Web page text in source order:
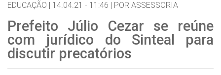
EDUCAÇÃO | 14.04.21 - 11:46 | POR ASSESSORIA
Prefeito Júlio Cezar se reúne
com jurídico do Sinteal para
discutir precatórios